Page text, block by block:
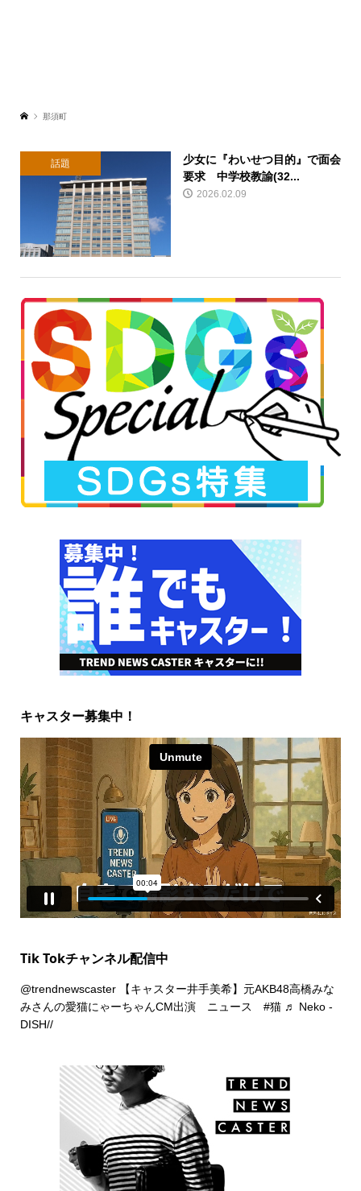
那須町
話題
少女に『わいせつ目的』で面会
要求 中学校教諭(32...
2026.02.09
キャスター募集中！
Tik Tokチャンネル配信中
@trendnewscaster【キャスター井手美希】元AKB48高橋みな
みさんの愛猫にゃーちゃんCM出演 ニュース #猫 ♬ Neko -
DISH//